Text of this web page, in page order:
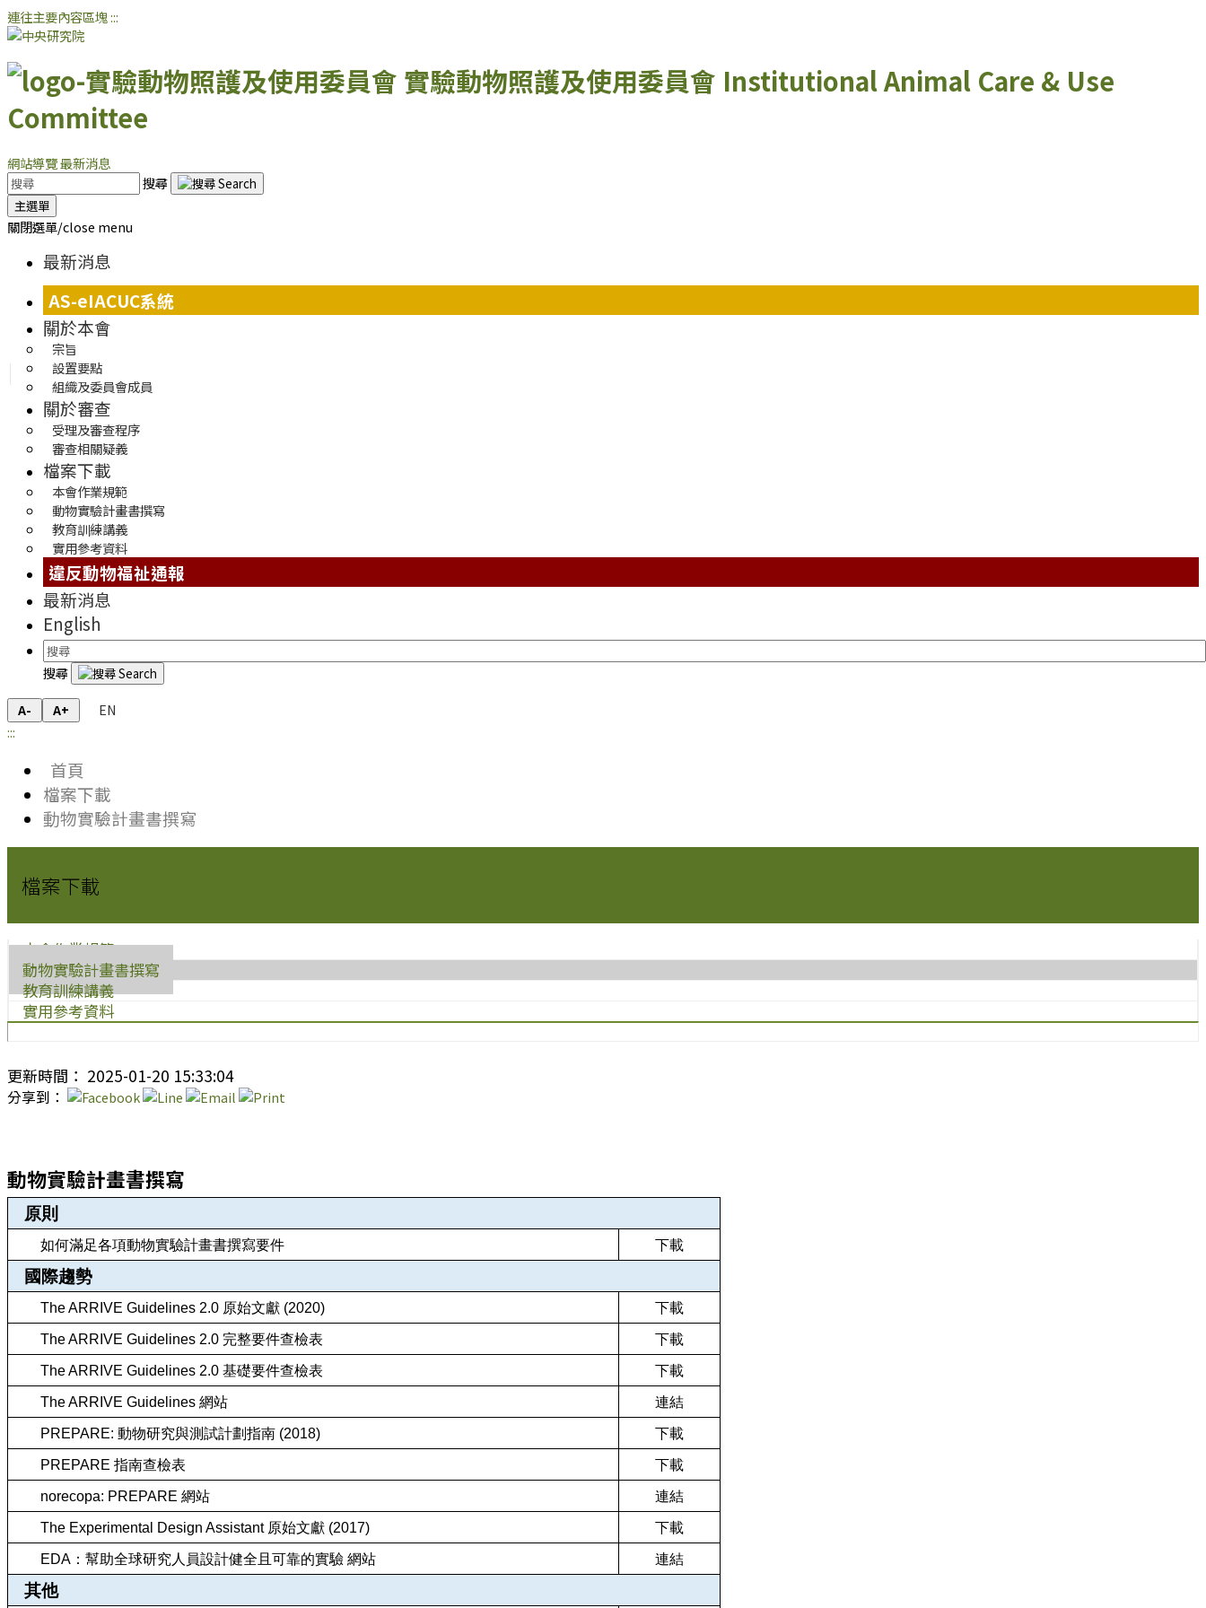
連往主要內容區塊:::
實驗動物照護及使用委員會 Institutional Animal Care & Use
Committee
網站導覽最新消息
搜尋
主選單
關閉選單/close menu
最新消息
AS-eIACUC系統
關於本會
宗旨
設置要點
組織及委員會成員
關於審查
受理及審查程序
審查相關疑義
檔案下載
本會作業規範
動物實驗計畫書撰寫
教育訓練講義
實用參考資料
違反動物福祉通報
最新消息
English
搜尋
A- A+
EN
:::
首頁
檔案下載
動物實驗計畫書撰寫
檔案下載
本會作業規範
動物實驗計畫書撰寫
教育訓練講義
實用參考資料
更新時間： 2025-01-20 15:33:04
分享到：
動物實驗計畫書撰寫
原則
如何滿足各項動物實驗計畫書撰寫要件 下載
國際趨勢
The ARRIVE Guidelines 2.0 原始文獻 (2020) 下載
The ARRIVE Guidelines 2.0 完整要件查檢表 下載
The ARRIVE Guidelines 2.0 基礎要件查檢表 下載
The ARRIVE Guidelines 網站 連結
PREPARE: 動物研究與測試計劃指南 (2018) 下載
PREPARE 指南查檢表 下載
norecopa: PREPARE 網站 連結
The Experimental Design Assistant 原始文獻 (2017) 下載
EDA：幫助全球研究人員設計健全且可靠的實驗 網站 連結
其他